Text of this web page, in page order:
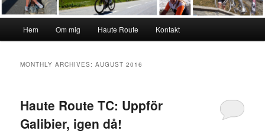
Hem Om mig Haute Route Kontakt
MONTHLY ARCHIVES:AUGUST 2016
Haute Route TC: Uppför
Galibier, igen då!